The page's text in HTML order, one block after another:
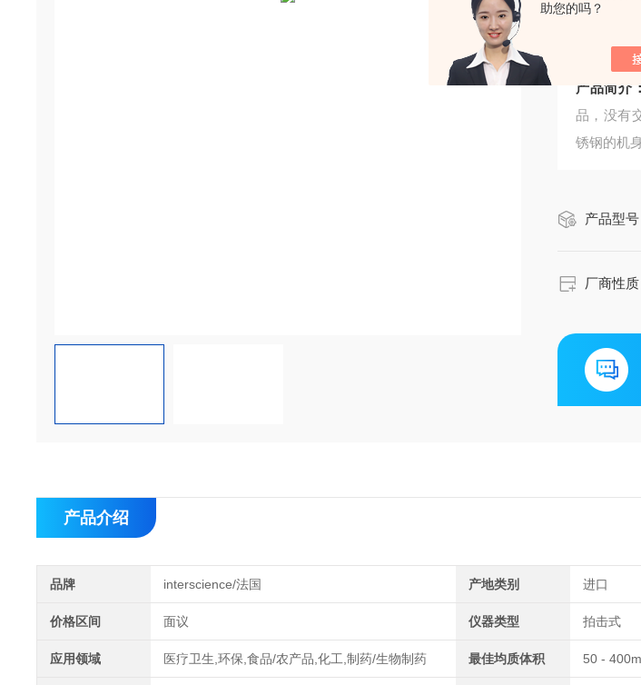
助您的吗？
产品简介：
品，没有
锈钢的机
产品型号
厂商性
产品介绍
品牌 interscience/法国 产地类别 进口
价格区间 面议 仪器类型 拍击式
应用领域 医疗卫生,环保,食品/农产品,化工,制药/生物制药 最佳均质体积 50 -